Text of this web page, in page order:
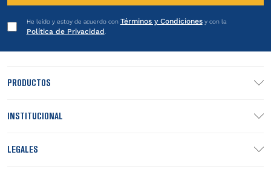
He leído y estoy de acuerdo con Términos y Condicionesy con la
Política de Privacidad
PRODUCTOS
INSTITUCIONAL
LEGALES